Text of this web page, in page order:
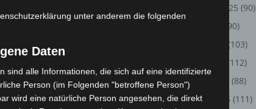
Jahr 2024 mehrere
,Dstat.CCund
Endgamekonnten weitere
August 2025 (90)
(90)
(103)
(112)
April 2025
(88)
März 2025 (111)
unter anderem die folgenden
Daten
sind alle Informationen, die sich auf eine identifizierte
Person (im Folgenden "betroffene Person")
wird eine natürliche Person angesehen, die direkt